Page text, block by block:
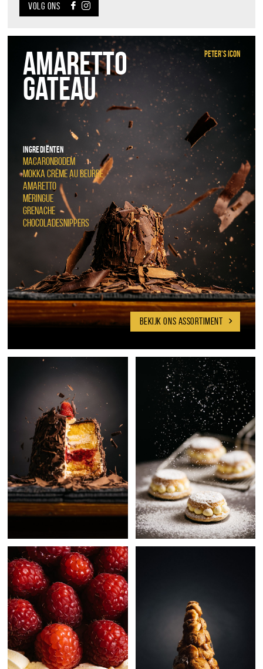
VOLG ONS
Amaretto
Gateau
Ingrediënten
Macaronbodem
Mokka crème au beurre
Amaretto
Meringue
Grenache
Chocoladesnippers
Peter's icon
BEKIJK ONS ASSORTIMENT